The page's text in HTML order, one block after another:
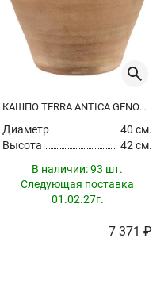
КАШПО TERRA ANTICA GENOVA CHALK WHITE
Диаметр
40 см.
Высота
42 см.
В наличии:93 шт.
Следующая поставка
01.02.27г.
7 371 ₽